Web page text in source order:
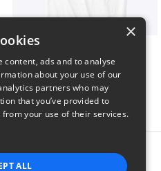
this product
×
content, ads and to analyse
about your use of our
partners who may
that you’ve provided to
your use of their services.
ALL